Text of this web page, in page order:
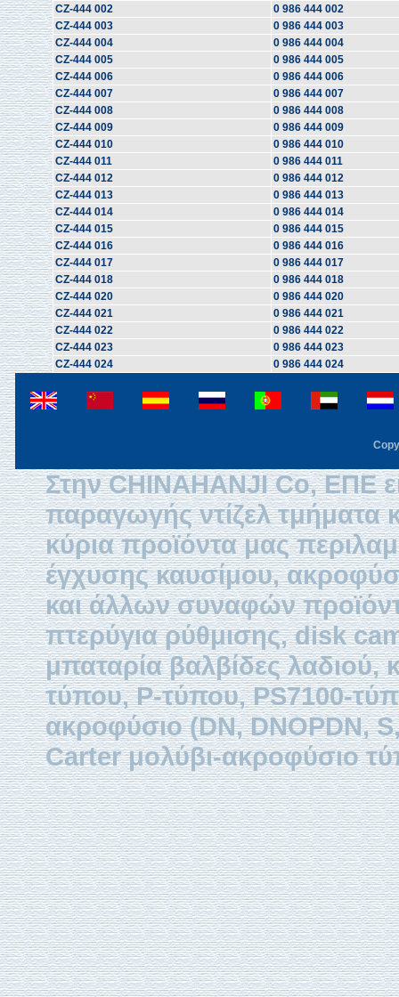
CZ-444 002
0 986 444 002
CZ-444 003
0 986 444 003
CZ-444 004
0 986 444 004
CZ-444 005
0 986 444 005
CZ-444 006
0 986 444 006
CZ-444 007
0 986 444 007
CZ-444 008
0 986 444 008
CZ-444 009
0 986 444 009
CZ-444 010
0 986 444 010
CZ-444 011
0 986 444 011
CZ-444 012
0 986 444 012
CZ-444 013
0 986 444 013
CZ-444 014
0 986 444 014
CZ-444 015
0 986 444 015
CZ-444 016
0 986 444 016
CZ-444 017
0 986 444 017
CZ-444 018
0 986 444 018
CZ-444 020
0 986 444 020
CZ-444 021
0 986 444 021
CZ-444 022
0 986 444 022
CZ-444 023
0 986 444 023
CZ-444 024
0 986 444 024
Στην CHINAHANJI Co, ΕΠΕ
παραγωγής ντίζελ τμήματα
κύρια προϊόντα μας
έγχυσης καυσίμου,
και άλλων συναφών
πτερύγια ρύθμισης, disk
μπαταρία βαλβίδες
τύπου, P-τύπου, PS7100-
ακροφύσιο (DN, DNOPDN,
Carter μολύβι-ακροφύσιο